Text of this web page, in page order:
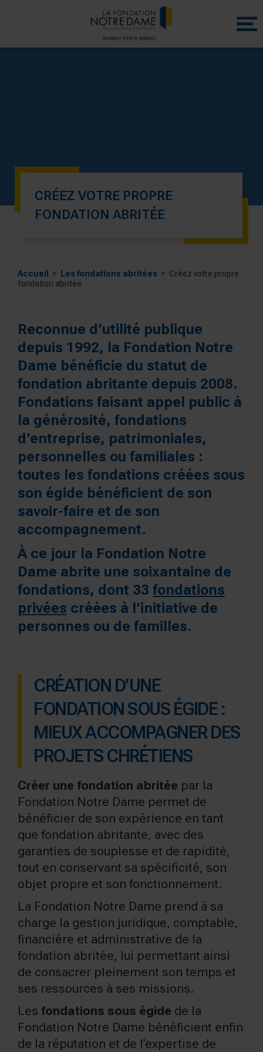
Menu
CRÉEZ VOTRE PROPRE
FONDATION ABRITÉE
Accueil Les fondations abritées
Créez votre propre
fondation abritée
Reconnue d’utilité publique
depuis 1992, la Fondation Notre
Dame bénéficie du statut de
fondation abritante depuis 2008.
Fondations faisant appel public à
la générosité, fondations
d’entreprise, patrimoniales,
personnelles ou familiales :
toutes les fondations créées sous
son égide bénéficient de son
savoir-faire et de son
accompagnement.
À ce jour la Fondation Notre
Dame abrite une soixantaine de
fondations, dont 33 fondations
privées créées à l’initiative de
personnes ou de familles.
CRÉATION D’UNE
FONDATION SOUS ÉGIDE :
MIEUX ACCOMPAGNER DES
PROJETS CHRÉTIENS
Créer une fondation abritée par la
Fondation Notre Dame permet de
bénéficier de son expérience en tant
que fondation abritante, avec des
garanties de souplesse et de rapidité,
tout en conservant sa spécificité, son
objet propre et son fonctionnement.
La Fondation Notre Dame prend à sa
charge la gestion juridique, comptable,
financière et administrative de la
fondation abritée, lui permettant ainsi
de consacrer pleinement son temps et
ses ressources à ses missions.
Les fondations sous égide de la
Fondation Notre Dame bénéficient enfin
de la réputation et de l’expertise de